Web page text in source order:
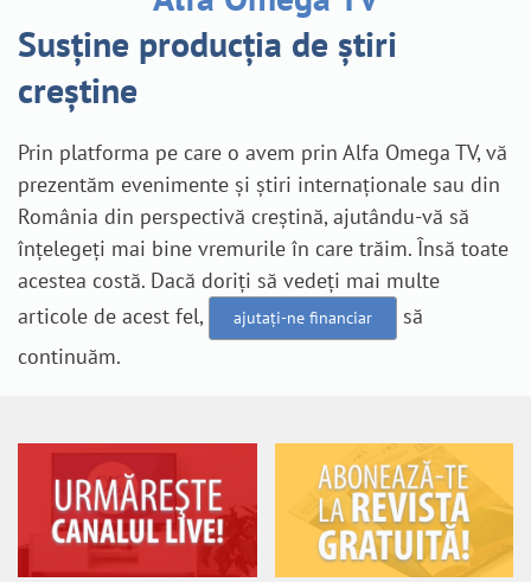
Susține producția de știri
creștine
Prin platforma pe care o avem prin Alfa Omega TV, vă
prezentăm evenimente și știri internaționale sau din
România din perspectivă creștină, ajutându-vă să
înțelegeți mai bine vremurile în care trăim. Însă toate
acestea costă. Dacă doriți să vedeți mai multe
articole de acest fel,
ajutați-ne financiar
să
continuăm.